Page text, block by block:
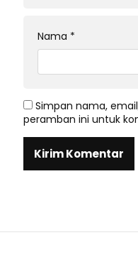
Nama *
Simpan nama,
peramban ini untuk